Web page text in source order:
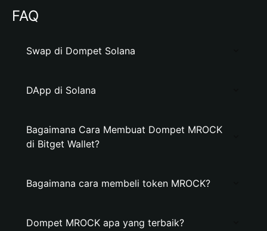
FAQ
Swap di Dompet Solana
DApp di Solana
Bagaimana Cara Membuat Dompet MROCK
di Bitget Wallet?
Bagaimana cara membeli token MROCK?
Dompet MROCK apa yang terbaik?